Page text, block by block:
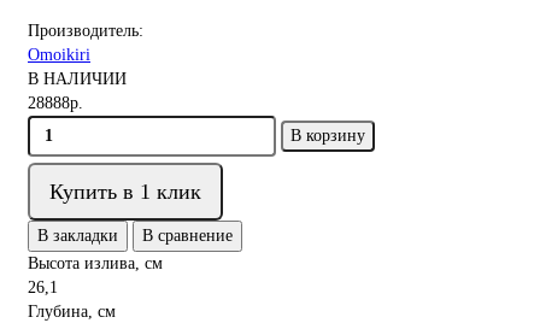
Производитель:
Omoikiri
В НАЛИЧИИ
28888р.
В корзину
Купить в 1 клик
В закладки
В сравнение
Высота излива, см
26,1
Глубина, см